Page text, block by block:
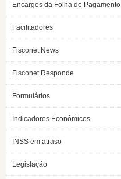
Encargos da Folha de Pagamento
Facilitadores
Fisconet News
Fisconet Responde
Formulários
Indicadores Econômicos
INSS em atraso
Legislação